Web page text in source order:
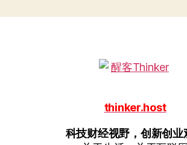
thinker.host
科技财经视野，创新创业